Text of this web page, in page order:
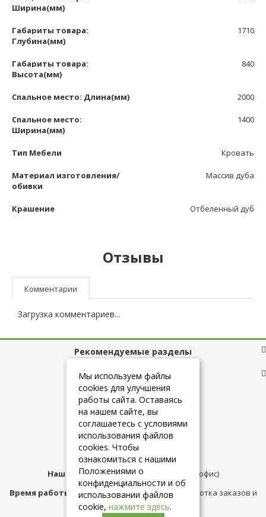
Ширина(мм)
Габариты товара:
Глубина(мм)
1710
Габариты товара:
Высота(мм)
840
Спальное место: Длина(мм) 2000
Спальное место:
Ширина(мм)
1400
Тип Мебели Кровать
Материал изготовления/
обивки
Массив дуба
Крашение Отбеленный дуб
Отзывы
Комментарии
Загрузка комментариев...
Рекомендуемые разделы
Полезные ссылки
+7 (925) 084-10-60
Наш адрес:Москва,ул.Плещеева д.12 (офис)
Время работы магазина:с 10:00 до 21:00 (обработка заказов и
консультация)
Мы используем файлы
cookies для улучшения
работы сайта. Оставаясь
на нашем сайте, вы
соглашаетесь с условиями
использования файлов
cookies. Чтобы
ознакомиться с нашими
Положениями о
конфиденциальности и об
использовании файлов
cookie, нажмите здесь.